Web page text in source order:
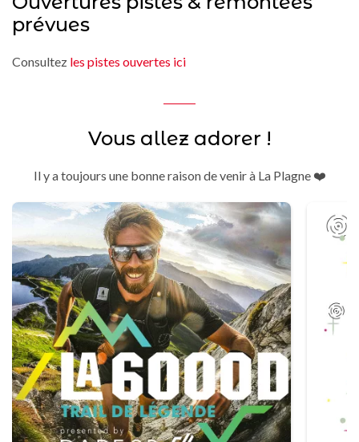
prévues
Consultez les pistes ouvertes ici
Vous allez adorer !
Il y a toujours une bonne raison de venir à La Plagne ❤️